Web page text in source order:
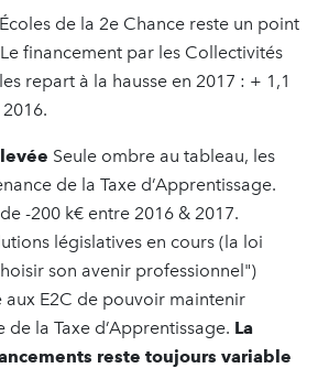
de la 2e Chance reste un point
financement par les Collectivités
repart à la hausse en 2017 : + 1,1
Seule ombre au tableau, les
de la Taxe d’Apprentissage.
-200 k€ entre 2016 & 2017.
législatives en cours (la loi
son avenir professionnel")
E2C de pouvoir maintenir
la Taxe d’Apprentissage. La
reste toujours variable